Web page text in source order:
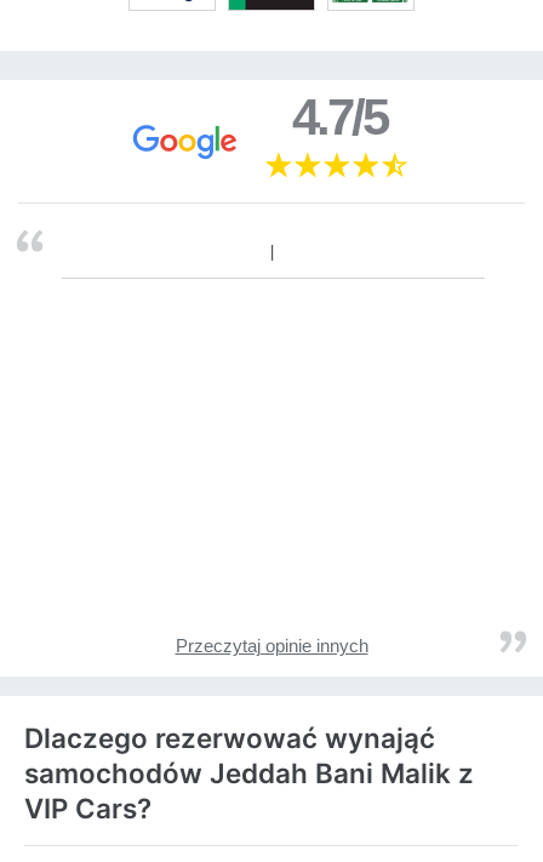
4.7/5
Przeczytaj opinie innych
Dlaczego rezerwować wynająć
samochodów Jeddah Bani Malik z
VIP Cars?